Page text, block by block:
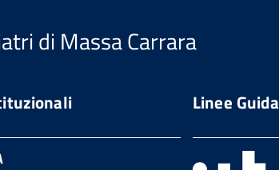
di Massa Carrara
Linee Guida